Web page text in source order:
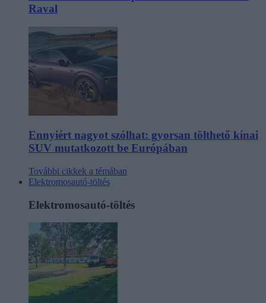
Raval
Ennyiért nagyot szólhat: gyorsan tölthető kínai
SUV mutatkozott be Európában
További cikkek a témában
Elektromosautó-töltés
Elektromosautó-töltés